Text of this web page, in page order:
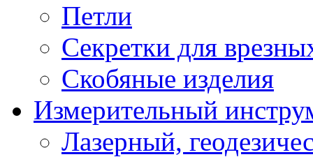
Петли
Секретки для
Скобяные изделия
Измерительный
Лазерный,